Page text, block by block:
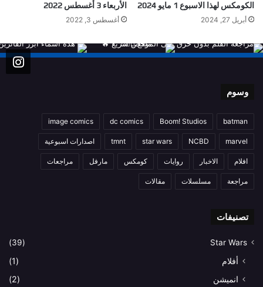
الكومكس لهذا الاسبوع 1 مايو 2024
أبريل 27, 2024
الأربعاء 3 أغسطس 2022
أغسطس 3, 2022
وسوم
batman
Boom! Studios
dc comics
image comics
marvel
NCBD
star wars
tmnt اصدارات اسبوعية
افلام الاخبار روايات كومكس مارفل مراجعات
مراجعة مسلسلات مقالات
تصنيفات
Star Wars
(39)
أفلام
(1)
انميشن
(2)